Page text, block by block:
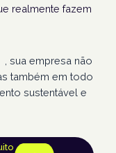
realmente fazem
, sua empresa não
também em todo
sustentável e